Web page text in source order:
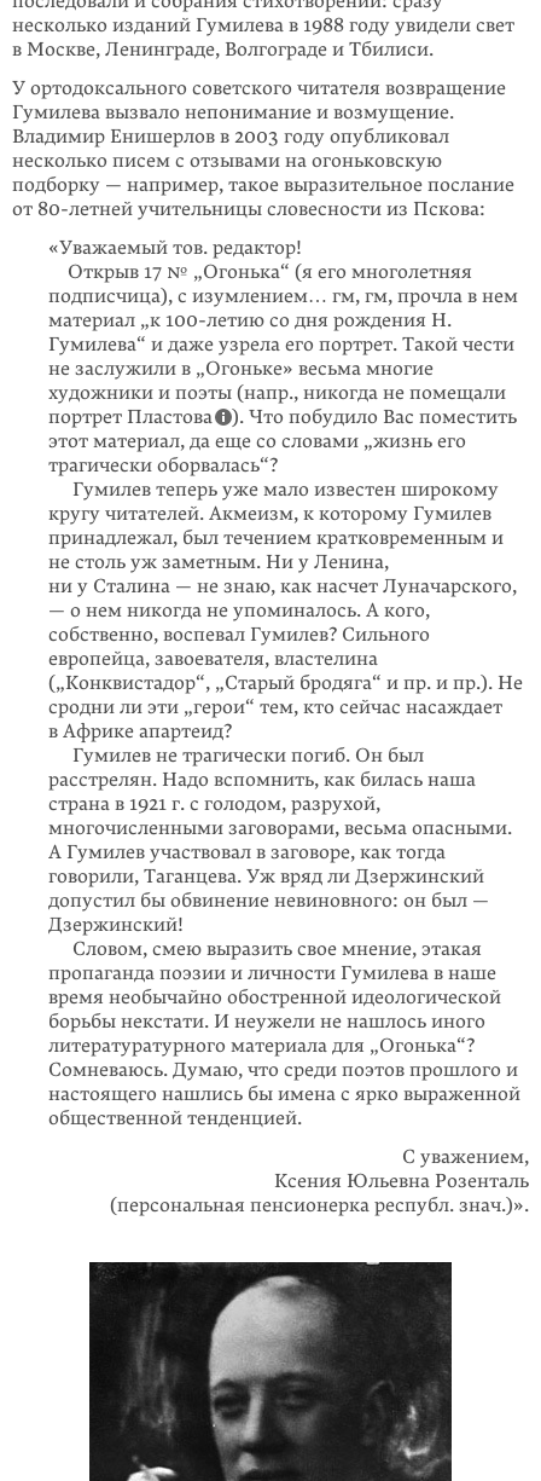
несколько изданий Гумилева в 1988 году увидели свет
в Москве, Ленинграде, Волгограде и Тбилиси.
У ортодоксального советcкого читателя возвращение
Гумилева вызвало непонимание и возмущение.
Владимир Енишерлов в 2003 году опубликовал
несколько писем с отзывами на огоньковскую
подборку — например, такое выразительное послание
от 80-летней учительницы словесности из Пскова:
«Уважаемый тов. редактор!
Открыв 17 № „Огонька“ (я его многолетняя
подписчица), с изумлением… гм, гм, прочла в нем
материал „к 100-летию со дня рождения Н.
Гумилева“ и даже узрела его портрет. Такой чести
не заслужили в „Огоньке» весьма многие
художники и поэты (напр., никогда не помещали
портрет Пластова
). Что побудило Вас поместить
этот материал, да еще со словами „жизнь его
трагически оборвалась“?
Гумилев теперь уже мало известен широкому
кругу читателей. Акмеизм, к которому Гумилев
принадлежал, был течением кратковременным и
не столь уж заметным. Ни у Ленина,
ни у Сталина — не знаю, как насчет Луначарского,
— о нем никогда не упоминалось. А кого,
собственно, воспевал Гумилев? Сильного
европейца, завоевателя, властелина
(„Конквистадор“, „Старый бродяга“ и пр. и пр.). Не
сродни ли эти „герои“ тем, кто сейчас насаждает
в Африке апартеид?
Гумилев не трагически погиб. Он был
расстрелян. Надо вспомнить, как билась наша
страна в 1921 г. с голодом, разрухой,
многочисленными заговорами, весьма опасными.
А Гумилев участвовал в заговоре, как тогда
говорили, Таганцева. Уж вряд ли Дзержинский
допустил бы обвинение невиновного: он был —
Дзержинский!
Словом, смею выразить свое мнение, этакая
пропаганда поэзии и личности Гумилева в наше
время необычайно обостренной идеологической
борьбы некстати. И неужели не нашлось иного
литературатурного материала для „Огонька“?
Сомневаюсь. Думаю, что среди поэтов прошлого и
настоящего нашлись бы имена с ярко выраженной
общественной тенденцией.
С уважением,
Ксения Юльевна Розенталь
(персональная пенсионерка республ. знач.)».